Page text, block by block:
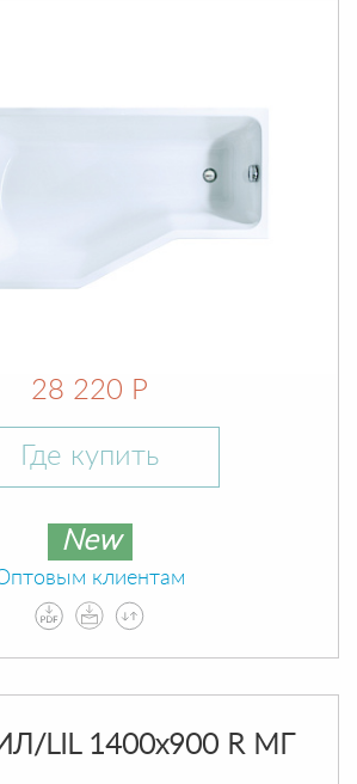
28 220 Р
Где купить
New
клиентам
LIL 1400х900 R МГ